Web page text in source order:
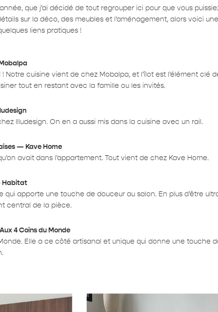
que j’ai décidé de tout regrouper ici pour que vous
sur la déco, des meubles et l’aménagement, alors voici
liens pratiques !
cuisine vient de chez Mobalpa, et l’îlot est l’élément clé
tout en restant avec la famille ou les invités.
Illudesign. On en a aussi mis dans la cuisine avec un rail.
— Kave Home
avait dans l’appartement. Tout vient de chez Kave Home.
apporte une touche de douceur au salon. En plus d’être
central de la pièce.
4 Coins du Monde
Elle a ce côté artisanal et unique qui donne une touche